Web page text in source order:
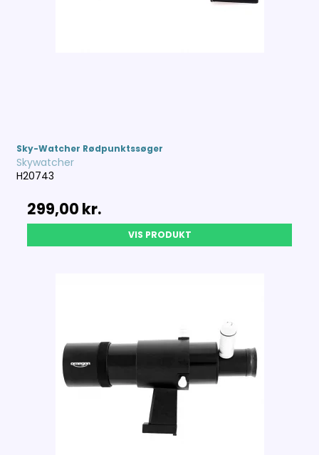
Sky-Watcher Rødpunktssøger
Skywatcher
H20743
299,00 kr.
VIS PRODUKT